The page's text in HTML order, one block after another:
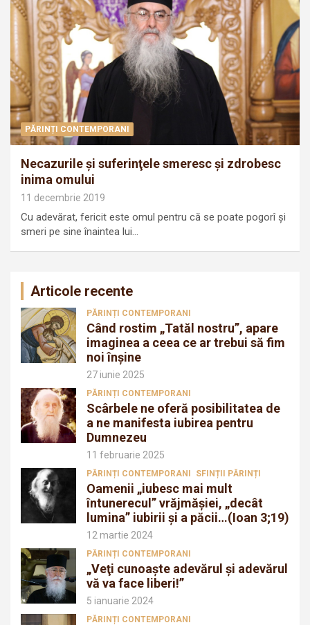
PĂRINȚI CONTEMPORANI
Necazurile şi suferinţele smeresc şi zdrobesc
inima omului
11 decembrie 2019
Cu adevărat, fericit este omul pentru că se poate pogorî şi
smeri pe sine înaintea lui…
Articole recente
PĂRINȚI CONTEMPORANI
Când rostim „Tatăl nostru”, apare
imaginea a ceea ce ar trebui să fim
noi înșine
27 iunie 2025
PĂRINȚI CONTEMPORANI
Scârbele ne oferă posibilitatea de
a ne manifesta iubirea pentru
Dumnezeu
11 februarie 2025
PĂRINȚI CONTEMPORANI SFINȚII PĂRINȚI
Oamenii „iubesc mai mult
întunerecul” vrăjmăşiei, „decât
lumina” iubirii şi a păcii…(Ioan 3;19)
12 martie 2024
PĂRINȚI CONTEMPORANI
„Veţi cunoaşte adevărul şi adevărul
vă va face liberi!”
5 ianuarie 2024
PĂRINȚI CONTEMPORANI